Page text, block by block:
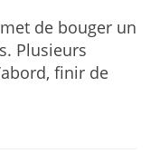
de bouger un
Plusieurs
finir de